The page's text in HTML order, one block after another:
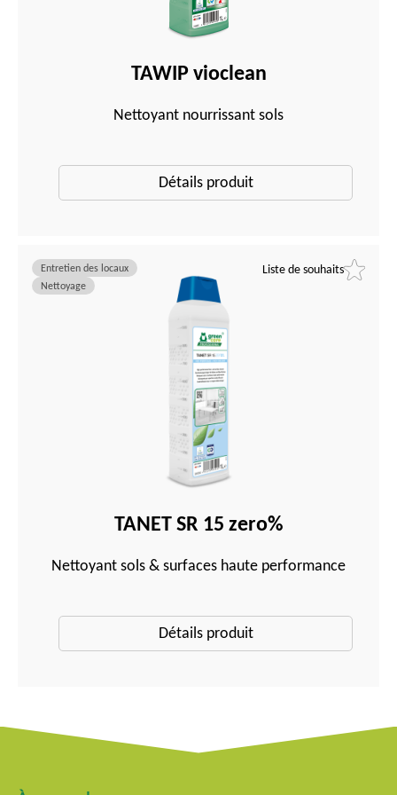
TAWIP vioclean
Nettoyant nourrissant sols
Détails produit
Liste de souhaits
TANET SR 15 zero%
Nettoyant sols & surfaces haute performance
Entretien des locaux
Nettoyage
Détails produit